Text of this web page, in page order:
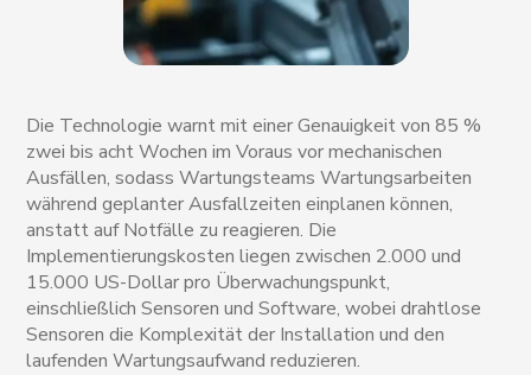
Die Technologie warnt mit einer Genauigkeit von 85 %
zwei bis acht Wochen im Voraus vor mechanischen
Ausfällen, sodass Wartungsteams Wartungsarbeiten
während geplanter Ausfallzeiten einplanen können,
anstatt auf Notfälle zu reagieren. Die
Implementierungskosten liegen zwischen 2.000 und
15.000 US-Dollar pro Überwachungspunkt,
einschließlich Sensoren und Software, wobei drahtlose
Sensoren die Komplexität der Installation und den
laufenden Wartungsaufwand reduzieren.